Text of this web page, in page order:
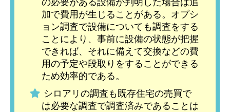
の必要がある設備が判明した場合は追
加で費用が生じることがある。オプシ
ョン調査で設備についても調査をする
ことにより、事前に設備の状態が把握
できれば、それに備えて交換などの費
用の予定や段取りをすることができる
ため効率的である。
シロアリの調査も既存住宅の売買で
は必要な調査で調査済みであることは